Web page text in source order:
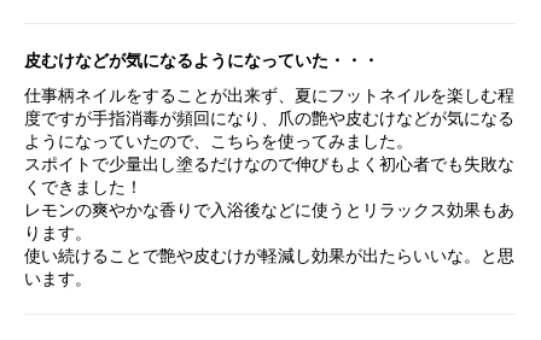
皮むけなどが気になるようになっていた・・・
仕事柄ネイルをすることが出来ず、夏にフット ネイルを楽しむ程
度ですが手指消毒が頻回になり、爪の艶や皮むけなどが気になる
ようになっていたので、こちらを使ってみました。
スポイトで少量出し塗るだけなので伸びもよく初心者でも失敗な
くできました！
レモンの爽やかな香りで入浴後などに使うと リラックス効果もあ
ります。
使い続けることで艶や皮むけが軽減し効果が出たらいいな。と思
います。